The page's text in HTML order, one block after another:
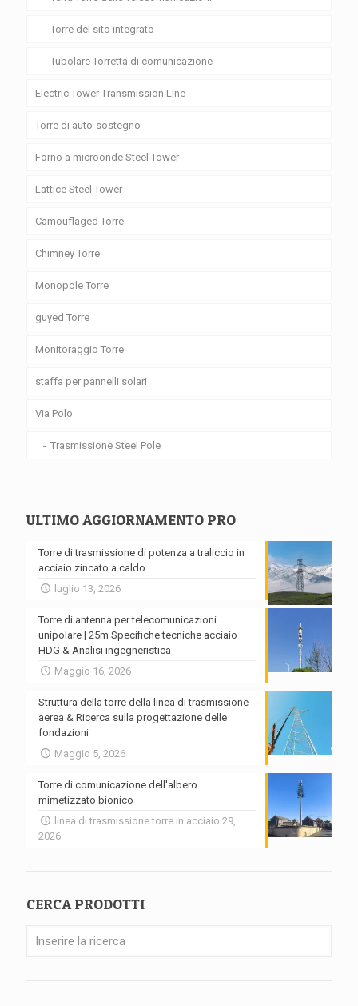
Torre del sito integrato
Tubolare Torretta di comunicazione
Electric Tower Transmission Line
Torre di auto-sostegno
Forno a microonde Steel Tower
Lattice Steel Tower
Camouflaged Torre
Chimney Torre
Monopole Torre
guyed Torre
Monitoraggio Torre
staffa per pannelli solari
Via Polo
Trasmissione Steel Pole
ULTIMO AGGIORNAMENTO PRO
Torre di trasmissione di potenza a traliccio in
acciaio zincato a caldo
luglio 13, 2026
Torre di antenna per telecomunicazioni
unipolare | 25m Specifiche tecniche acciaio
HDG & Analisi ingegneristica
Maggio 16, 2026
Struttura della torre della linea di trasmissione
aerea & Ricerca sulla progettazione delle
fondazioni
Maggio 5, 2026
Torre di comunicazione dell'albero
mimetizzato bionico
linea di trasmissione torre in acciaio 29,
2026
CERCA PRODOTTI